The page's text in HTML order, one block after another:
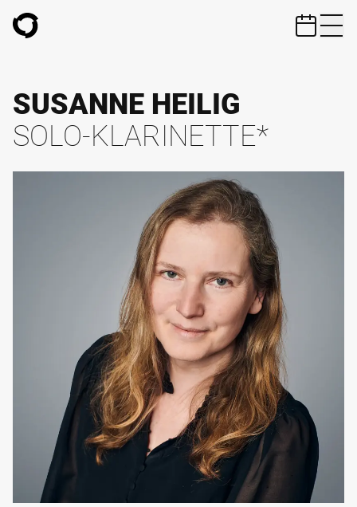
ZUM HAUPTINHALT SPRINGEN
SUSANNE HEILIG
SOLO-KLARINETTE*